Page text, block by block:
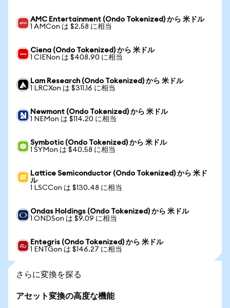
AMC Entertainment (Ondo Tokenized) から 米ドル
1 AMCon は $2.58 に相当
Ciena (Ondo Tokenized) から 米ドル
1 CIENon は $408.90 に相当
Lam Research (Ondo Tokenized) から 米ドル
1 LRCXon は $311.16 に相当
Newmont (Ondo Tokenized) から 米ドル
1 NEMon は $114.20 に相当
Symbotic (Ondo Tokenized) から 米ドル
1 SYMon は $40.58 に相当
Lattice Semiconductor (Ondo Tokenized) から 米ド
ル
1 LSCCon は $130.48 に相当
Ondas Holdings (Ondo Tokenized) から 米ドル
1 ONDSon は $9.09 に相当
Entegris (Ondo Tokenized) から 米ドル
1 ENTGon は $146.27 に相当
さらに変換を探る
アセット変換の高度な機能